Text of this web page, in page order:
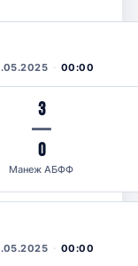
00:00
3
—
0
Манеж АБФФ
00:00